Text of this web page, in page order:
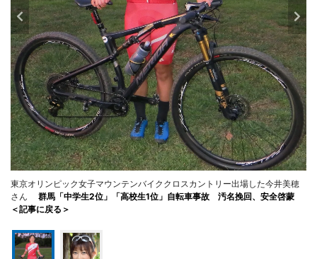
東京オリンピック女子マウンテンバイククロスカントリー出場した今井美穂
さん
群馬「中学生2位」「高校生1位」自転車事故 汚名挽回、安全啓蒙
＜記事に戻る＞